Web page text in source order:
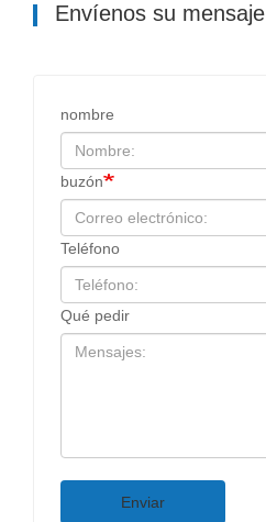
Envíenos su mensaje
nombre
buzón
Teléfono
Qué pedir
Enviar